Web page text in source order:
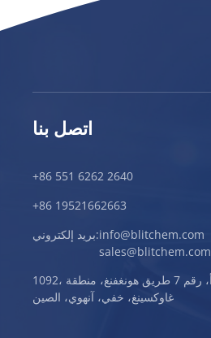
اتصل بنا
+86 551 6262 2640
+86 19521662663
بريد إلكتروني:info@blitchem.com
sales@blitchem.com
1092، المنطقة ب، المبنى أ، رقم 7 طريق هونغفنغ، منطقة
غاوكسينغ، خفي، آنهوي، الصين